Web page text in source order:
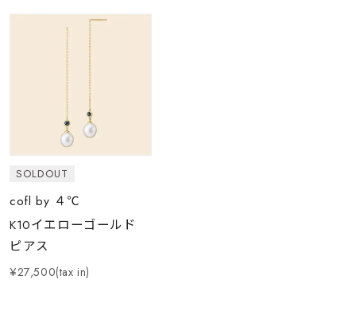
SOLDOUT
cofl by ４℃
K10イエローゴールド
ピアス
¥27,500(tax in)